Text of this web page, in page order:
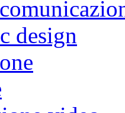
design